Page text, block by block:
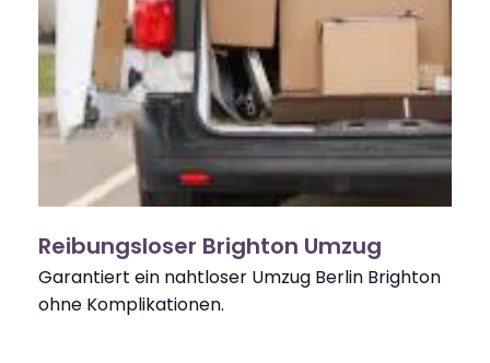
Reibungsloser Brighton Umzug
Garantiert ein nahtloser Umzug Berlin Brighton
ohne Komplikationen.